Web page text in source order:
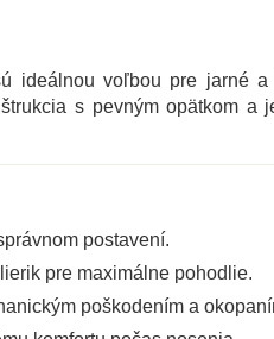
ideálnou voľbou pre jarné a
s pevným opätkom a
postavení.
pre maximálne pohodlie.
poškodením a